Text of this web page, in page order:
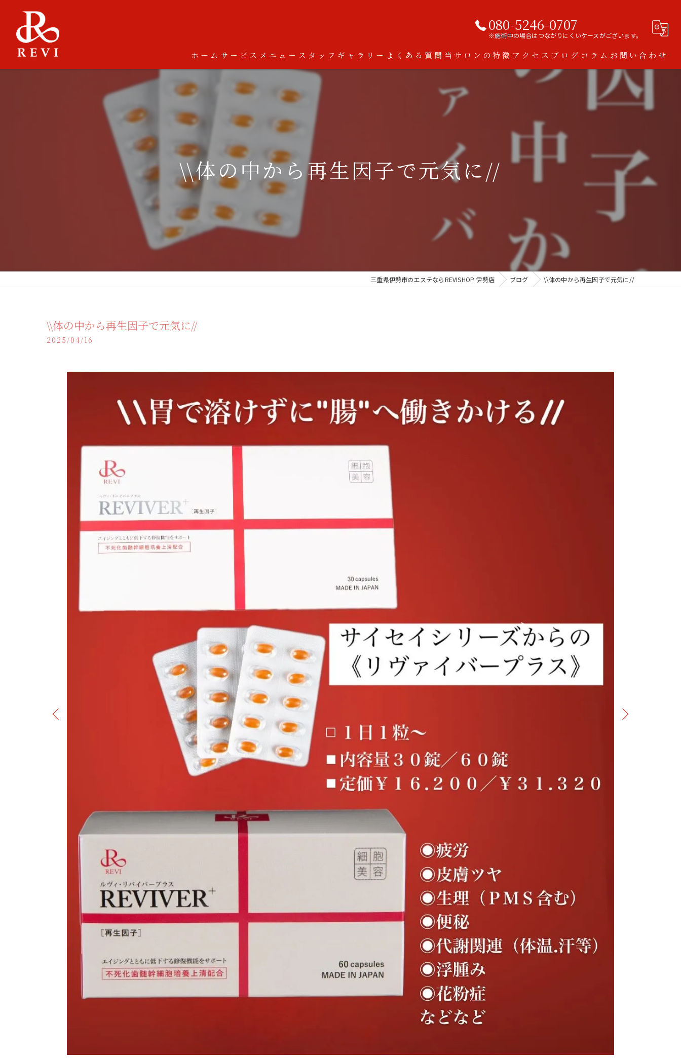
080-5246-0707
※施術中の場合はつながりにくいケースがございます。
ホーム サービス メニュー スタッフ ギャラリー よくある質問 当サロンの特徴
ハーブピーリング
アトピー
スキンケア
アクセス ブログ コラム お問い合わせ
\\体の中から再生因子で元気に//
三重県伊勢市のエステならREVISHOP 伊勢店 ブログ \\体の中から再生因子で元気に//
\\体の中から再生因子で元気に//
2025/04/16